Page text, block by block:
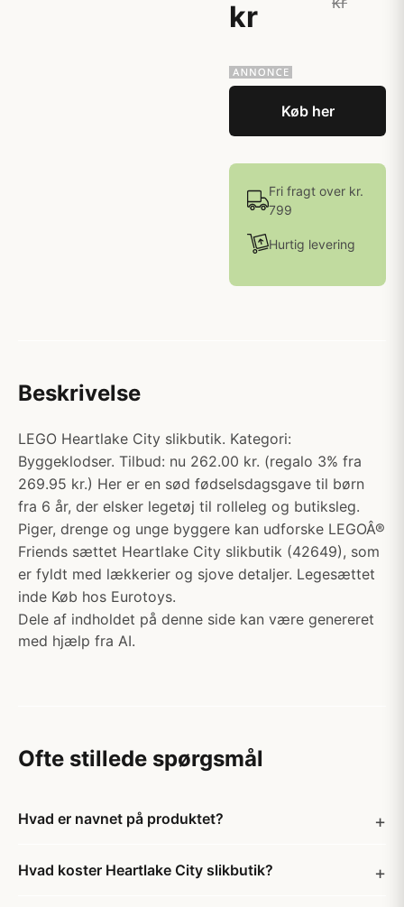
kr
Køb her
Fri fragt over kr.
799
Hurtig levering
Beskrivelse
LEGO Heartlake City slikbutik. Kategori:
Byggeklodser. Tilbud: nu 262.00 kr. (regalo 3% fra
269.95 kr.) Her er en sød fødselsdagsgave til børn
fra 6 år, der elsker legetøj til rolleleg og butiksleg.
Piger, drenge og unge byggere kan udforske LEGOÂ®
Friends sættet Heartlake City slikbutik (42649), som
er fyldt med lækkerier og sjove detaljer. Legesættet
inde Køb hos Eurotoys.
Dele af indholdet på denne side kan være genereret
med hjælp fra AI.
Ofte stillede spørgsmål
Hvad er navnet på produktet?
Hvad koster Heartlake City slikbutik?